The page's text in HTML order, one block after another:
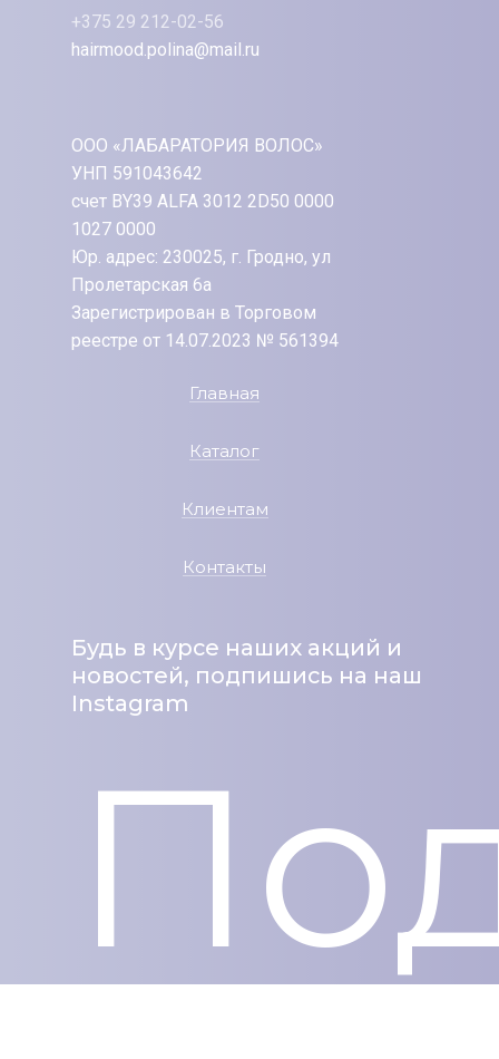
+375 29 212-02-56
hairmood.polina@mail.ru
ООО «ЛАБАРАТОРИЯ ВОЛОС»
УНП 591043642
счет BY39 ALFA 3012 2D50 0000
1027 0000
Юр. адрес: 230025, г. Гродно, ул
Пролетарская 6а
Зарегистрирован в Торговом
реестре от 14.07.2023 № 561394
Главная
Каталог
Клиентам
Контакты
Будь в курсе наших акций и
новостей, подпишись на наш
Instagram